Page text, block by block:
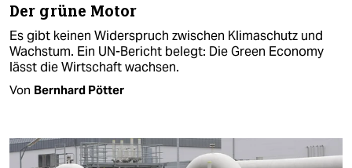
Der grüne Motor
Es gibt keinen Widerspruch zwischen Klimaschutz und
Wachstum. Ein UN-Bericht belegt: Die Green Economy
lässt die Wirtschaft wachsen.
Von Bernhard Pötter